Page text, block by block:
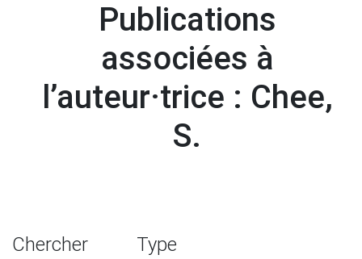
Publications
associées à
l’auteur·trice : Chee,
S.
Chercher Type